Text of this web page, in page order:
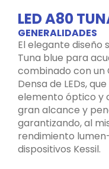
LED A80
GENERALIDADES
El elegante diseño
Tuna blue para
combinado con
Densa de LEDs,
elemento óptico y
gran alcance y
garantizando, al
rendimiento
dispositivos Kessil.